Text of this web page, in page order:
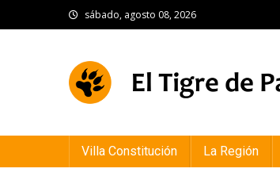
to
sábado, agosto 08, 2026
Villa Constitución La Región